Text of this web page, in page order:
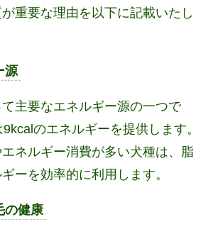
重要な理由を以下に記載いたし
源
主要なエネルギー源の一つで
のエネルギーを提供します。
ネルギー消費が多い犬種は、脂
ーを効率的に利用します。
の健康